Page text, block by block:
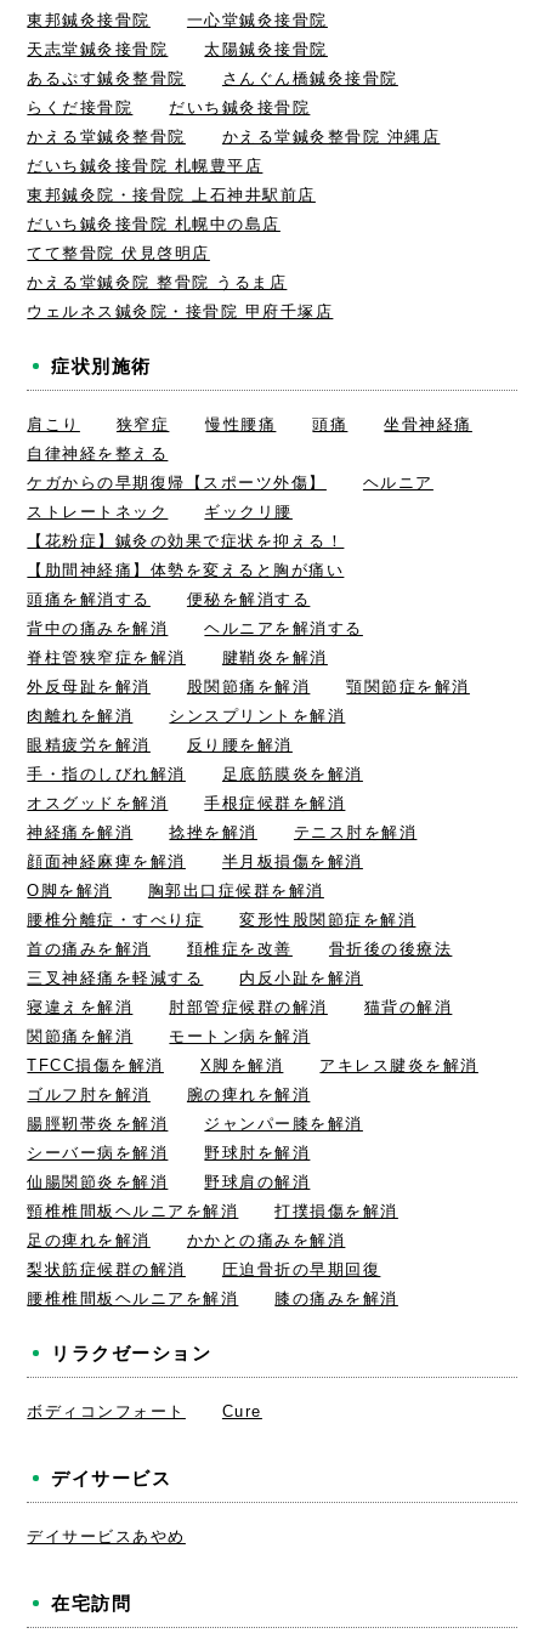
東邦鍼灸接骨院
一心堂鍼灸接骨院
天志堂鍼灸接骨院
太陽鍼灸接骨院
あるぷす鍼灸整骨院
さんぐん橋鍼灸接骨院
らくだ接骨院
だいち鍼灸接骨院
かえる堂鍼灸整骨院
かえる堂鍼灸整骨院 沖縄店
だいち鍼灸接骨院 札幌豊平店
東邦鍼灸院・接骨院 上石神井駅前店
だいち鍼灸接骨院 札幌中の島店
てて整骨院 伏見啓明店
かえる堂鍼灸院 整骨院 うるま店
ウェルネス鍼灸院・接骨院 甲府千塚店
症状別施術
肩こり 狭窄症 慢性腰痛 頭痛
坐骨神経痛
自律神経を整える
ケガからの早期復帰【スポーツ外傷】
ヘルニア
ストレートネック
ギックリ腰
【花粉症】鍼灸の効果で症状を抑える！
【肋間神経痛】体勢を変えると胸が痛い
頭痛を解消する
便秘を解消する
背中の痛みを解消
ヘルニアを解消する
脊柱管狭窄症を解消
腱鞘炎を解消
外反母趾を解消
股関節痛を解消
顎関節症を解消
肉離れを解消
シンスプリントを解消
眼精疲労を解消
反り腰を解消
手・指のしびれ解消
足底筋膜炎を解消
オスグッドを解消
手根症候群を解消
神経痛を解消
捻挫を解消
テニス肘を解消
顔面神経麻痺を解消
半月板損傷を解消
O脚を解消
胸郭出口症候群を解消
腰椎分離症・すべり症
変形性股関節症を解消
首の痛みを解消
頚椎症を改善
骨折後の後療法
三叉神経痛を軽減する
内反小趾を解消
寝違えを解消
肘部管症候群の解消
猫背の解消
関節痛を解消
モートン病を解消
TFCC損傷を解消
X脚を解消
アキレス腱炎を解消
ゴルフ肘を解消
腕の痺れを解消
腸脛靭帯炎を解消
ジャンパー膝を解消
シーバー病を解消
野球肘を解消
仙腸関節炎を解消
野球肩の解消
頸椎椎間板ヘルニアを解消
打撲損傷を解消
足の痺れを解消
かかとの痛みを解消
梨状筋症候群の解消
圧迫骨折の早期回復
腰椎椎間板ヘルニアを解消
膝の痛みを解消
リラクゼーション
ボディコンフォート Cure
デイサービス
デイサービスあやめ
在宅訪問